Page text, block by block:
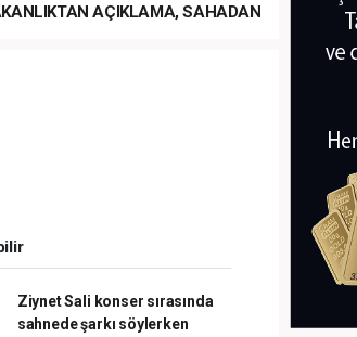
AÇIKLAMA, SAHADAN
Ziynet Sali konser sırasında
sahnede şarkı söylerken